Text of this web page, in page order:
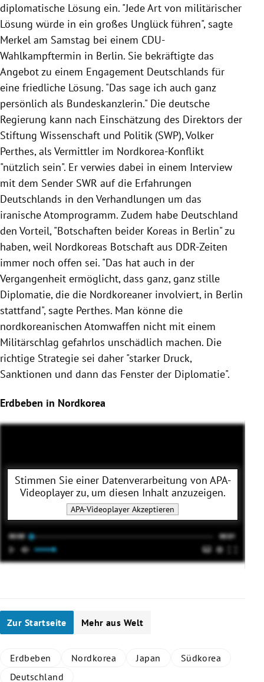
diplomatische Lösung ein. "Jede Art von militärischer
Lösung würde in ein großes Unglück führen", sagte
Merkel am Samstag bei einem CDU-
Wahlkampftermin in Berlin. Sie bekräftigte das
Angebot zu einem Engagement Deutschlands für
eine friedliche Lösung. "Das sage ich auch ganz
persönlich als Bundeskanzlerin." Die deutsche
Regierung kann nach Einschätzung des Direktors der
Stiftung Wissenschaft und Politik(SWP),Volker
Perthes, als Vermittler im Nordkorea-Konflikt
"nützlich sein". Er verwies dabei in einem Interview
mit dem Sender SWR auf die Erfahrungen
Deutschlands in den Verhandlungen um das
iranischeAtomprogramm. Zudem habe Deutschland
den Vorteil, "Botschaften beider Koreas in Berlin" zu
haben, weil Nordkoreas Botschaft aus DDR-Zeiten
immer noch offen sei. "Das hat auch in der
Vergangenheit ermöglicht, dass ganz, ganz stille
Diplomatie, die die Nordkoreaner involviert, in Berlin
stattfand", sagte Perthes. Man könne die
nordkoreanischen Atomwaffen nicht mit einem
Militärschlag gefahrlos unschädlich machen. Die
richtige Strategie sei daher "starker Druck,
Sanktionen und dann das Fenster der Diplomatie".
Erdbeben in Nordkorea
Stimmen Sie einer Datenverarbeitung von APA-
Videoplayerzu, um diesen Inhalt anzuzeigen.
APA-Videoplayer Akzeptieren
Zur Startseite Mehr aus Welt
Erdbeben Nordkorea Japan
Südkorea
Deutschland